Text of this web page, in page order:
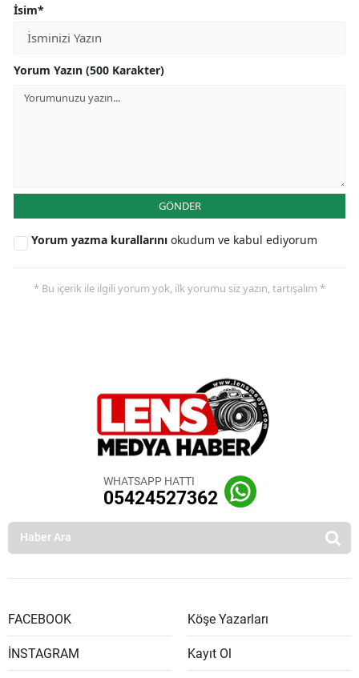
İsim*
Yorum Yazın (500 Karakter)
GÖNDER
Yorum yazma kurallarını okudum ve kabul ediyorum
* Bu içerik ile ilgili yorum yok, ilk yorumu siz yazın, tartışalım *
WHATSAPP HATTI
05424527362
FACEBOOK
İNSTAGRAM
Köşe Yazarları
Kayıt Ol